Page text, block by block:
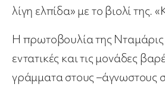
λίγη ελπίδα» με το βιολί
Η πρωτοβουλία της Νταμάρις
εντατικές και τις μονάδες
γράμματα στους –άγνωστους